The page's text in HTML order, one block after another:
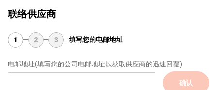
联络供应商
1 2 3 填写您的电邮地址
电邮地址(填写您的公司电邮地址以获取供应商的迅速回覆)
确认